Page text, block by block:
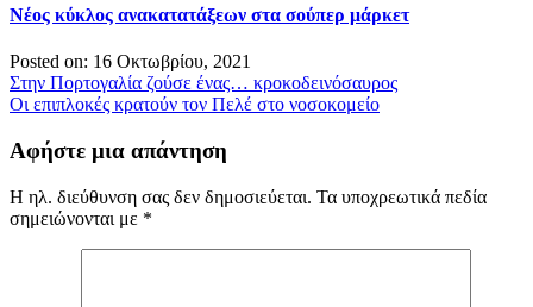
Νέος κύκλος ανακατατάξεων στα σούπερ μάρκετ
Posted on: 16 Οκτωβρίου, 2021
Πλοήγηση
άρθρων
Στην Πορτογαλία ζούσε ένας… κροκοδεινόσαυρος
Οι επιπλοκές κρατούν τον Πελέ στο νοσοκομείο
Αφήστε μια απάντηση
Η ηλ. διεύθυνση σας δεν δημοσιεύεται. Τα υποχρεωτικά πεδία
σημειώνονται με *